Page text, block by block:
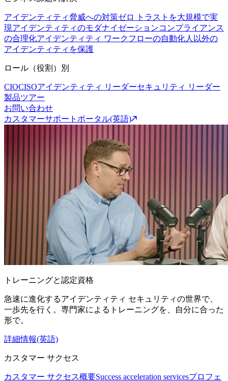
アイデンティティ脅威への対策ゼロ トラストを大規模で実
現アイデンティティのモダナイゼーションコンプライアンス
の合理化アイデンティティ ワークフローの自動化人以外の
アイデンティティを保護
ロール（役割）別
CIOCISOアイデンティティ リーダーセキュリティ リーダー
製品ツアー
お問い合わせ
カスタマーサポートポータル(英語)
トレーニングと認定資格
急速に進化するアイデンティティ セキュリティの世界で、
一歩先を行く。専門家によるトレーニングを、自分に合った
形で。
詳細情報(英語)
カスタマー サクセス
カスタマー サクセス概要Success acceleration servicesプロフェ